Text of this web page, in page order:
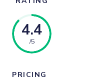
4.4
/5
PRICING